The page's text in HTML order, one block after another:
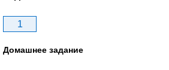
1
Домашнее задание